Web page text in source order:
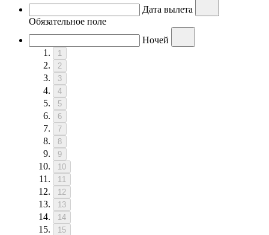
Дата вылета
Обязательное поле
Ночей
1
2
3
4
5
6
7
8
9
10
11
12
13
14
15